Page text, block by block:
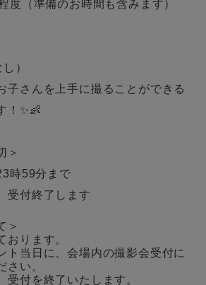
度（準備のお時間も含みます）
）
子さんを上手に撮ることができる
！✨👶
＞
時59分まで
受付終了します
＞
おります。
ト当日に、会場内の撮影会受付に
さい。
付を終了いたします。